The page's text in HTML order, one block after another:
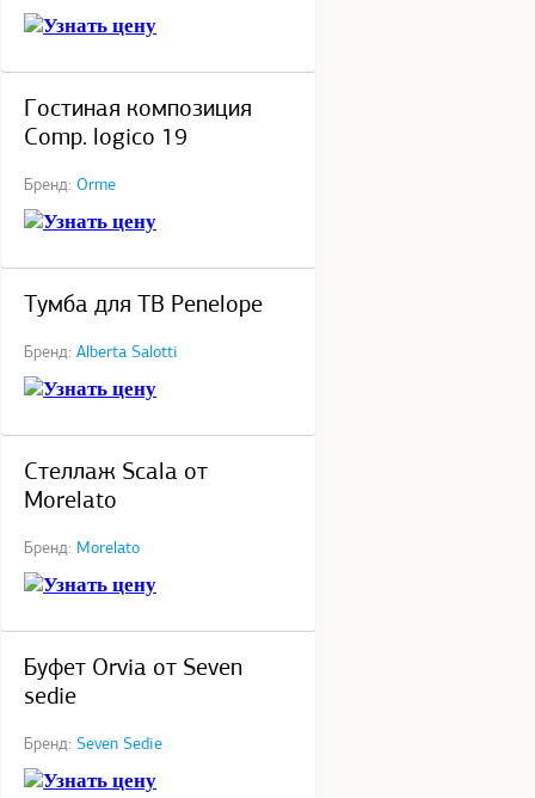
Узнать цену
Гостиная композиция
Comp. logico 19
Бренд: Orme
Узнать цену
Тумба для ТВ Penelope
Бренд: Alberta Salotti
Узнать цену
Стеллаж Scala от
Morelato
Бренд: Morelato
Узнать цену
Буфет Orvia от Seven
sedie
Бренд: Seven Sedie
Узнать цену